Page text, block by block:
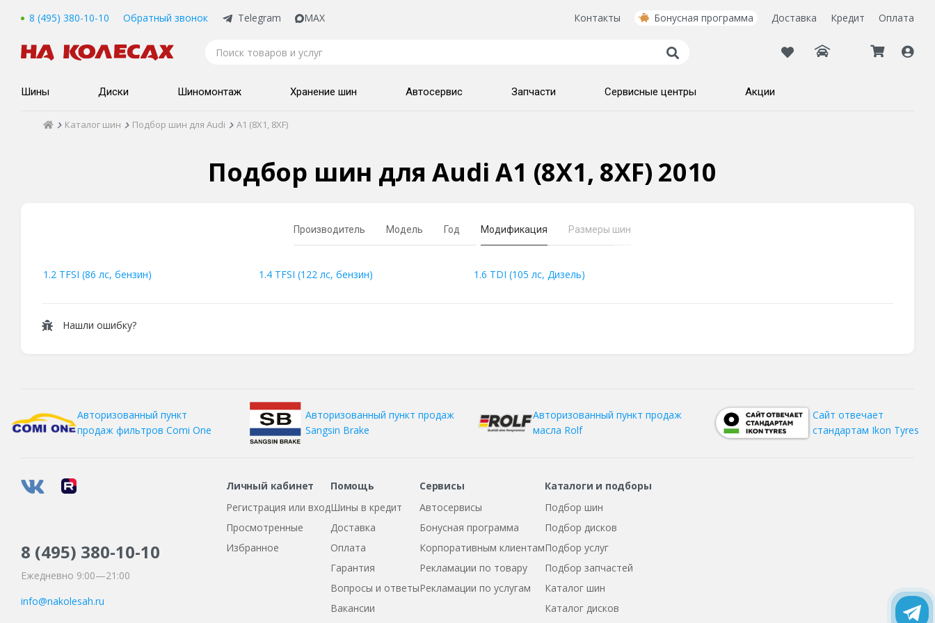
8 (495) 380-10-10 Обратный звонок Telegram MAX Контакты Бонусная программа Доставка Кредит Оплата
Шины Диски Шиномонтаж Хранение шин Автосервис Запчасти Сервисные центры Акции
Каталог шин Подбор шин для Audi A1 (8X1, 8XF)
Подбор шин для Audi A1 (8X1, 8XF) 2010
Производитель Модель Год Модификация Размеры шин
1.2 TFSI (86 лс, бензин) 1.4 TFSI (122 лс, бензин) 1.6 TDI (105 лс, Дизель)
Нашли ошибку?
Авторизованный пункт
продаж фильтров Comi One
Авторизованный пункт продаж
Sangsin Brake
Авторизованный пункт продаж
масла Rolf
Сайт отвечает
стандартам Ikon Tyres
8 (495) 380-10-10
Ежедневно 9:00—21:00
info@nakolesah.ru
Личный кабинет
Регистрация или вход
Просмотренные
Избранное
Помощь
Шины в кредит
Доставка
Оплата
Гарантия
Вопросы и ответы
Вакансии
Сервисы
Автосервисы
Бонусная программа
Корпоративным клиентам
Рекламации по товару
Рекламации по услугам
Каталоги и подборы
Подбор шин
Подбор дисков
Подбор услуг
Подбор запчастей
Каталог шин
Каталог дисков